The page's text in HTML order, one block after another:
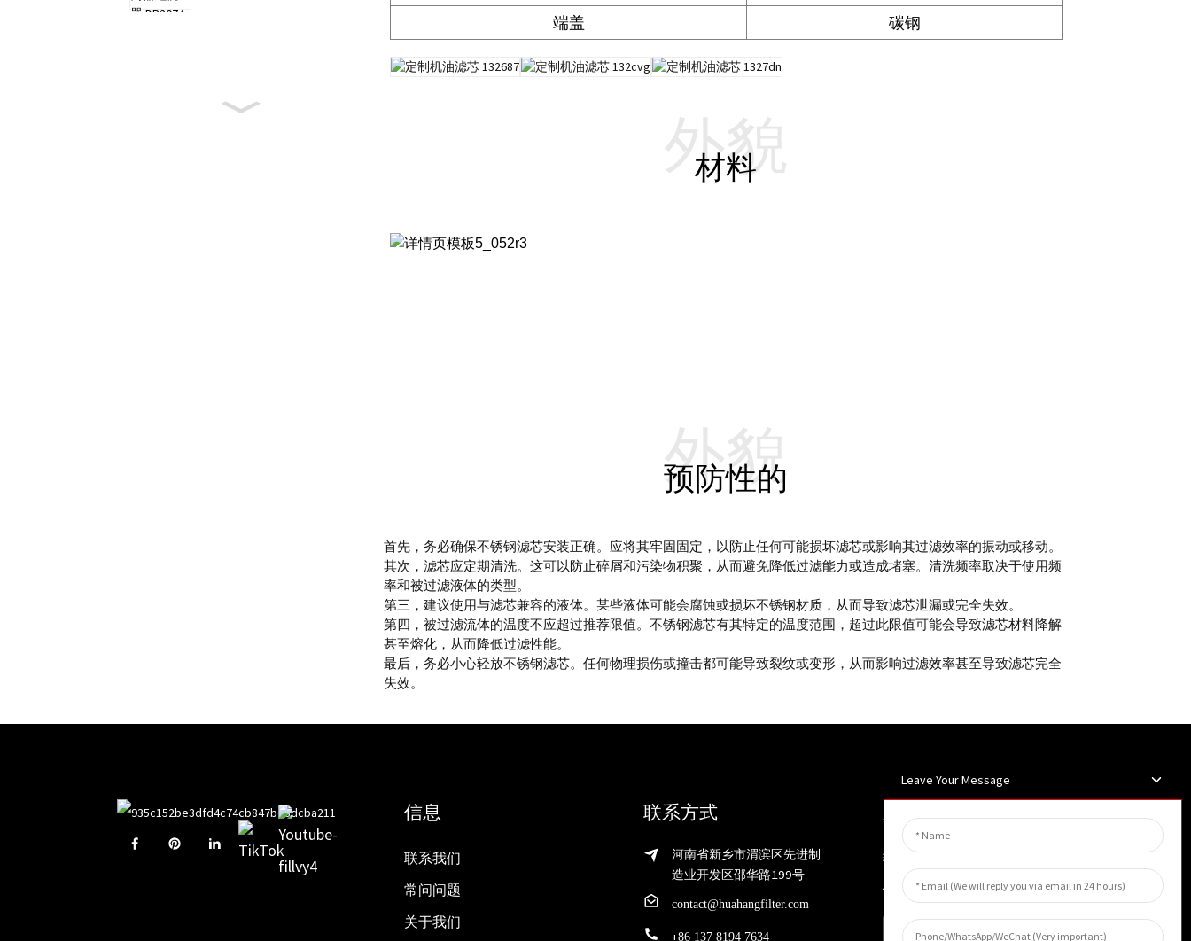
端盖
碳钢
材料
外貌
预防性的
外貌
首先，务必确保不锈钢滤芯安装正确。应将其牢固固定，以防止任何可能损坏滤芯或影响其过滤效率的振动或移动。
其次，滤芯应定期清洗。这可以防止碎屑和污染物积聚，从而避免降低过滤能力或造成堵塞。清洗频率取决于使用频
率和被过滤液体的类型。
第三，建议使用与滤芯兼容的液体。某些液体可能会腐蚀或损坏不锈钢材质，从而导致滤芯泄漏或完全失效。
第四，被过滤流体的温度不应超过推荐限值。不锈钢滤芯有其特定的温度范围，超过此限值可能会导致滤芯材料降解
甚至熔化，从而降低过滤性能。
最后，务必小心轻放不锈钢滤芯。任何物理损伤或撞击都可能导致裂纹或变形，从而影响过滤效率甚至导致滤芯完全
失效。
信息
联系我们
常问问题
关于我们
联系方式
河南省新乡市渭滨区先进制
造业开发区邵华路199号
contact@huahangfilter.com
+86 137 8194 7634
新闻简报
输入您的电子邮件地址，我们将向
您发送最新资讯计划。
Leave Your Message